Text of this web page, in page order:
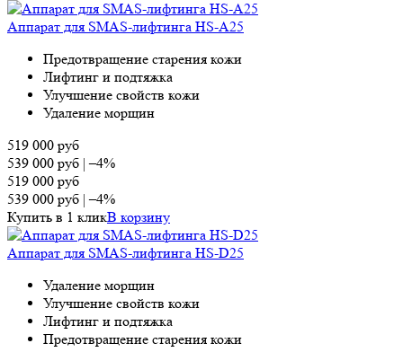
Аппарат для SMAS-лифтинга HS-A25
Предотвращение старения кожи
Лифтинг и подтяжка
Улучшение свойств кожи
Удаление морщин
519 000 руб
539 000 руб |–4%
519 000 руб
539 000 руб |–4%
Купить в 1 кликВ корзину
Аппарат для SMAS-лифтинга HS-D25
Удаление морщин
Улучшение свойств кожи
Лифтинг и подтяжка
Предотвращение старения кожи